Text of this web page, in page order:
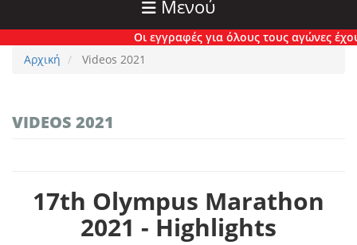
Μενού
Οι εγγραφές για όλους τους αγώνες έχουν
Αρχική
Videos 2021
VIDEOS 2021
17th Olympus Marathon
2021 - Highlights